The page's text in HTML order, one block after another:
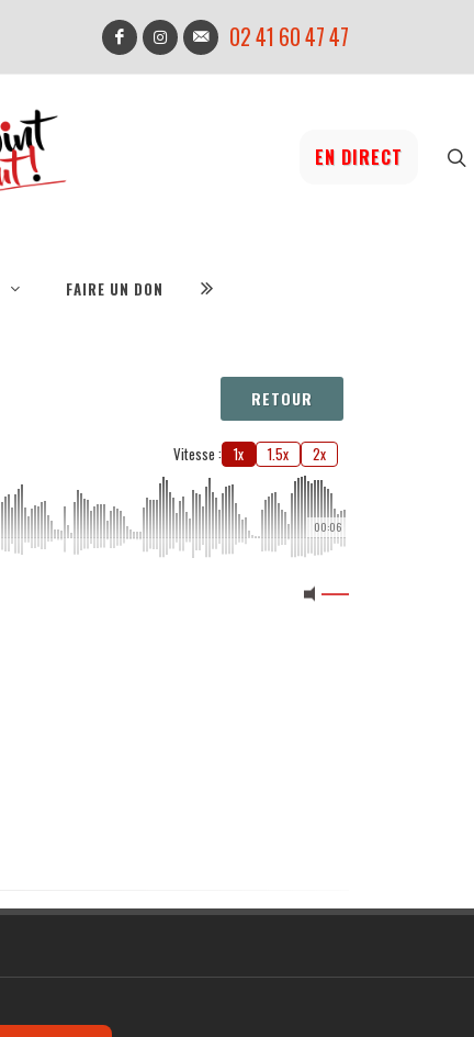
02 41 60 47 47
EN DIRECT
FAIRE UN DON
RETOUR
Vitesse : 1x 1.5x 2x
00:06